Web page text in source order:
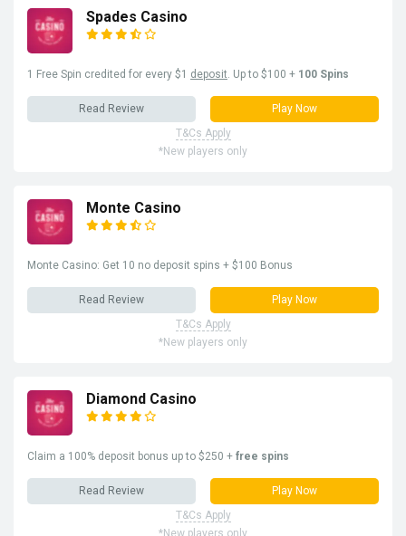
Spades Casino
1 Free Spin credited for every $1 deposit . Up to $100 + 100 Spins
Read Review
Play Now
T&Cs Apply
*New players only
Monte Casino
Monte Casino: Get 10 no deposit spins + $100 Bonus
Read Review
Play Now
T&Cs Apply
*New players only
Diamond Casino
Claim a 100% deposit bonus up to $250 + free spins
Read Review
Play Now
T&Cs Apply
*New players only